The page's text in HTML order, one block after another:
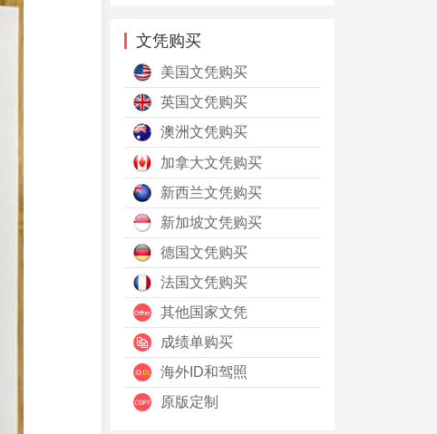
文凭购买
美国文凭购买
英国文凭购买
澳洲文凭购买
加拿大文凭购买
新西兰文凭购买
新加坡文凭购买
德国文凭购买
法国文凭购买
其他国家文凭
成绩单购买
海外ID和驾照
原版定制